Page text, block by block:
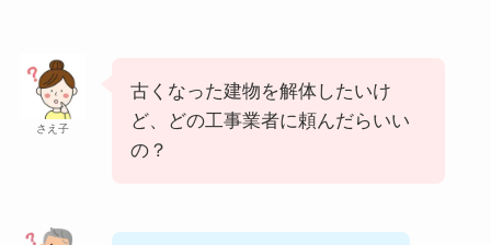
さえ子
古くなった建物を解体したいけ
ど、どの工事業者に頼んだらいい
の？